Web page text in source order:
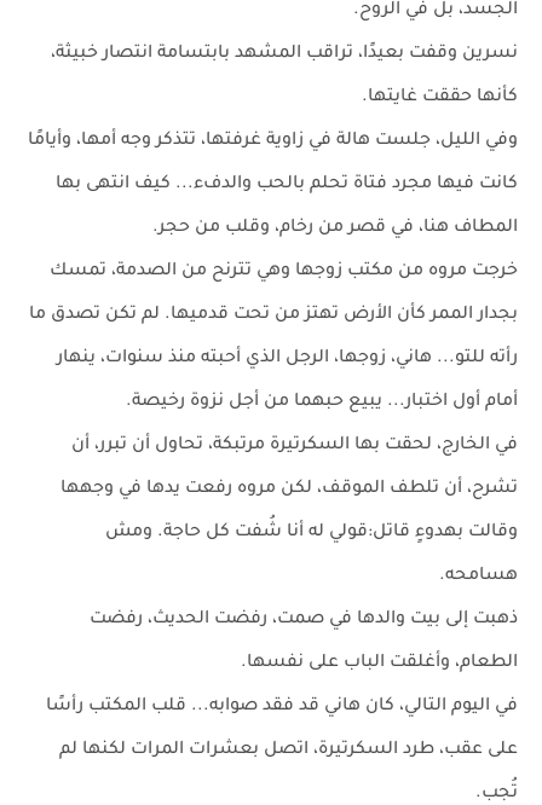
الجسد، بل في الروح.
نسرين وقفت بعيدًا، تراقب المشهد بابتسامة انتصار خبيثة،
كأنها حققت غايتها.
وفي الليل، جلست هالة في زاوية غرفتها، تتذكر وجه أمها، وأيامًا
كانت فيها مجرد فتاة تحلم بالحب والدفء... كيف انتهى بها
المطاف هنا، في قصر من رخام، وقلب من حجر.
خرجت مروه من مكتب زوجها وهي تترنح من الصدمة، تمسك
بجدار الممر كأن الأرض تهتز من تحت قدميها. لم تكن تصدق ما
رأته للتو... هاني، زوجها، الرجل الذي أحبته منذ سنوات، ينهار
أمام أول اختبار... يبيع حبهما من أجل نزوة رخيصة.
في الخارج، لحقت بها السكرتيرة مرتبكة، تحاول أن تبرر، أن
تشرح، أن تلطف الموقف، لكن مروه رفعت يدها في وجهها
وقالت بهدوءٍ قاتل:قولي له أنا شُفت كل حاجة. ومش
هسامحه.
ذهبت إلى بيت والدها في صمت، رفضت الحديث، رفضت
الطعام، وأغلقت الباب على نفسها.
في اليوم التالي، كان هاني قد فقد صوابه... قلب المكتب رأسًا
على عقب، طرد السكرتيرة، اتصل بعشرات المرات لكنها لم
تُجب.